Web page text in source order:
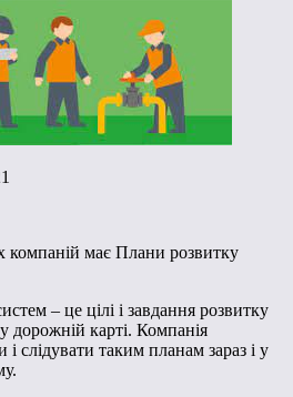
компаній має Плани розвитку
– це цілі і завдання розвитку
у дорожній карті. Компанія
і слідувати таким планам зараз і у